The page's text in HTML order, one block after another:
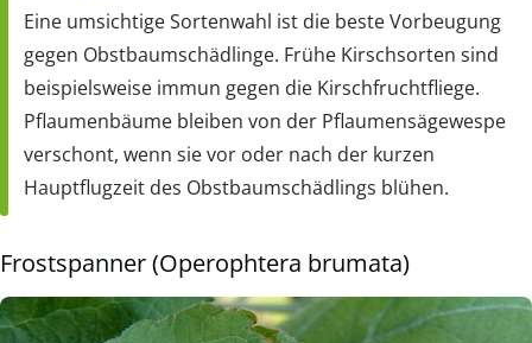
Eine umsichtige Sortenwahl ist die beste Vorbeugung
gegen Obstbaumschädlinge. Frühe Kirschsorten sind
beispielsweise immun gegen die Kirschfruchtfliege.
Pflaumenbäume bleiben von der Pflaumensägewespe
verschont, wenn sie vor oder nach der kurzen
Hauptflugzeit des Obstbaumschädlings blühen.
Frostspanner (Operophtera brumata)